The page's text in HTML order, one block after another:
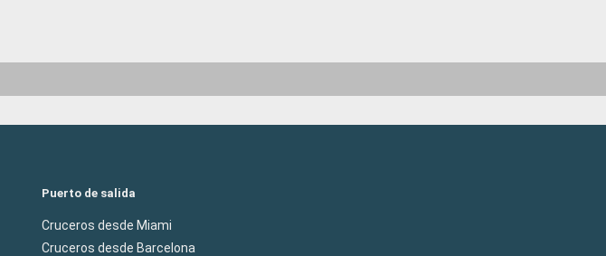
Puerto de salida
Cruceros desde Miami
Cruceros desde Barcelona